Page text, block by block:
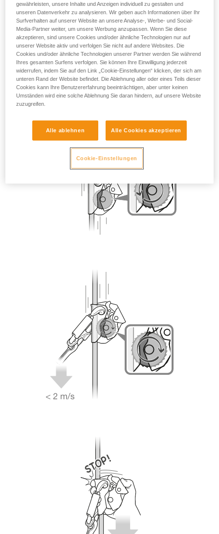
Nachdem Sie das ASAP oder ASAP LOCK am Seil
angebracht haben, lassen Sie das Gerät ruckartig nach
unten laufen. Mit einer schnellen Handbewegung kann leicht
eine Geschwindigkeit von 2 m/s erreicht werden. Dabei
sollte das Gerät blockieren. Wenn es nicht blockiert,
überprüfen Sie Ihre Installation oder kontrollieren Sie den
Zustand des Geräts.
gewährleisten, unsere Inhalte und Anzeigen individuell zu gestalten und
unseren Datenverkehr zu analysieren. Wir geben auch Informationen über Ihr
Surfverhalten auf unserer Website an unsere Analyse-, Werbe- und Social-
Media-Partner weiter, um unsere Werbung anzupassen. Wenn Sie diese
akzeptieren, sind unsere Cookies und/oder ähnliche Technologien nur auf
unserer Website aktiv und verfolgen Sie nicht auf andere Websites. Die
Cookies und/oder ähnliche Technologien unserer Partner werden Sie während
Ihres gesamten Surfens verfolgen. Sie können Ihre Einwilligung jederzeit
widerrufen, indem Sie auf den Link „Cookie-Einstellungen“ klicken, der sich am
unteren Rand der Website befindet. Die Ablehnung aller oder eines Teils dieser
Cookies kann Ihre Benutzererfahrung beeinträchtigen, aber unter keinen
Umständen wird eine solche Ablehnung Sie daran hindern, auf unsere Website
zuzugreifen.
Alle ablehnen Alle Cookies akzeptieren
Cookie-Einstellungen